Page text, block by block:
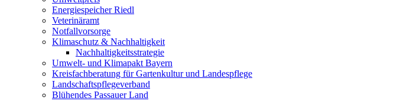
Energiespeicher Riedl
Veterinäramt
Notfallvorsorge
Klimaschutz & Nachhaltigkeit
Nachhaltigkeitsstrategie
Umwelt- und Klimapakt Bayern
Kreisfachberatung für Gartenkultur und Landespflege
Landschaftspflegeverband
Blühendes Passauer Land